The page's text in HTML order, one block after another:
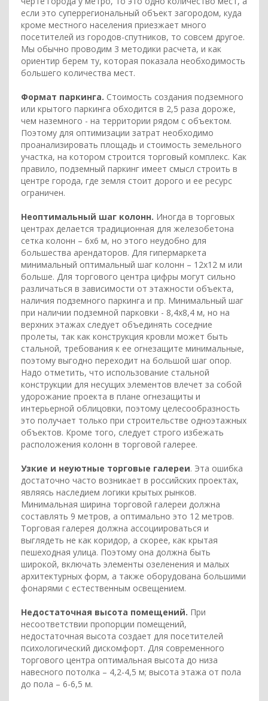
если это суперрегиональный объект загородом, куда
кроме местного населения приезжает много
посетителей из городов-спутников, то совсем другое.
Мы обычно проводим 3 методики расчета, и как
ориентир берем ту, которая показала необходимость
большего количества мест.
Формат паркинга. Стоимость создания подземного
или крытого паркинга обходится в 2,5 раза дороже,
чем наземного - на территории рядом с объектом.
Поэтому для оптимизации затрат необходимо
проанализировать площадь и стоимость земельного
участка, на котором строится торговый комплекс. Как
правило, подземный паркинг имеет смысл строить в
центре города, где земля стоит дорого и ее ресурс
ограничен.
Неоптимальный шаг колонн. Иногда в торговых
центрах делается традиционная для железобетона
сетка колонн – 6х6 м, но этого неудобно для
большества арендаторов. Для гипермаркета
минимальный оптимальный шаг колонн – 12х12 м или
больше. Для торгового центра цифры могут сильно
различаться в зависимости от этажности объекта,
наличия подземного паркинга и пр. Минимальный шаг
при наличии подземной парковки - 8,4х8,4 м, но на
верхних этажах следует объединять соседние
пролеты, так как конструкция кровли может быть
стальной, требования к ее огнезащите минимальные,
поэтому выгодно переходит на большой шаг опор.
Надо отметить, что использование стальной
конструкции для несущих элементов влечет за собой
удорожание проекта в плане огнезащиты и
интерьерной облицовки, поэтому целесообразность
это получает только при строительстве одноэтажных
объектов. Кроме того, следует строго избежать
расположения колонн в торговой галерее.
Узкие и неуютные торговые галереи. Эта ошибка
достаточно часто возникает в российских проектах,
являясь наследием логики крытых рынков.
Минимальная ширина торговой галереи должна
составлять 9 метров, а оптимально это 12 метров.
Торговая галерея должна ассоциироваться и
выглядеть не как коридор, а скорее, как крытая
пешеходная улица. Поэтому она должна быть
широкой, включать элементы озеленения и малых
архитектурных форм, а также оборудована большими
фонарями с естественным освещением.
Недостаточная высота помещений. При
несоответствии пропорции помещений,
недостаточная высота создает для посетителей
психологический дискомфорт. Для современного
торгового центра оптимальная высота до низа
навесного потолка – 4,2-4,5 м; высота этажа от пола
до пола – 6-6,5 м.